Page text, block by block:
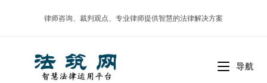
律师咨询、裁判观点、专业律师提供智慧的法律解决方案
导航